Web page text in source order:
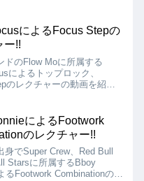
ップミル、Aトラックス、ヘ
、ドリル、1990、エアート
説。
によるFocus Stepの
ー!!
ドのFlow Moに所属する
によるトップロック、
のレクチャーの動画を紹介
る動きとなるFocus Stepを
してくれています!!
によるFootwork
のレクチャー!!
身でSuper Crew、Red Bull
Starsに所属するBboy
るFootwork Combinationのレ